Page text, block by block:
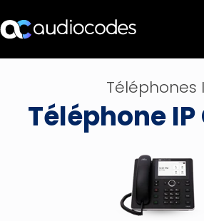
Produits et applications
Partners
Services et assistance
Téléphones
Téléphone IP